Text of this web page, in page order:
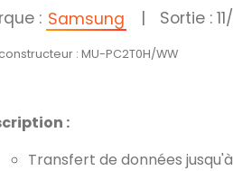
: Samsung | Sortie :
: MU-PC2T0H/WW
:
Transfert de données